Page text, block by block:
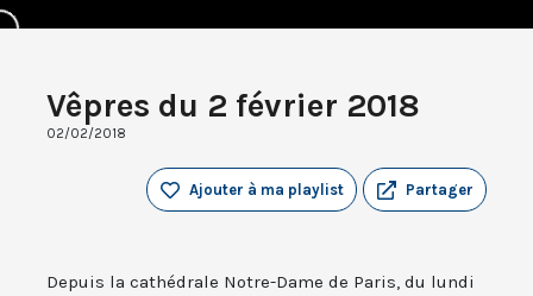
Vêpres du 2 février 2018
02/02/2018
Partager
Ajouter à ma playlist
Depuis la cathédrale Notre-Dame de Paris, du lundi